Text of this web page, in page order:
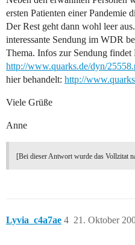
ersten Patienten einer Pandemie
Der Rest geht dann wohl leer
interessante Sendung im WDR
Thema. Infos zur Sendung findet
http://www.quarks.de/dyn/
hier behandelt: http://
Viele Grüße
Anne
[Bei dieser Antwort wurde das Vollzitat
Lyvia_c4a7ae 21. Oktober
4